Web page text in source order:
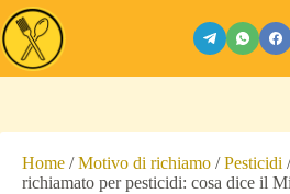
Salta
al
contenuto
Home /Motivo di richiamo /Pesticidi
richiamato per pesticidi: cosa dice il